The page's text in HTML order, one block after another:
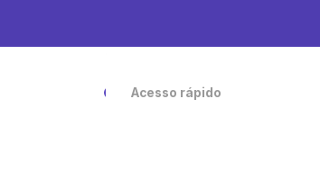
Acesso rápido